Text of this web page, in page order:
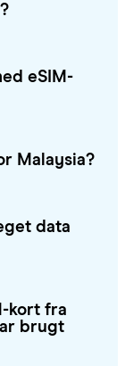
eSIM-
Malaysia?
data
kort fra
brugt